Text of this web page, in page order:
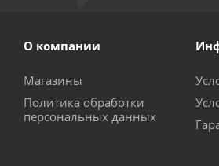
О компании
Магазины
Политика обработки
персональных данных